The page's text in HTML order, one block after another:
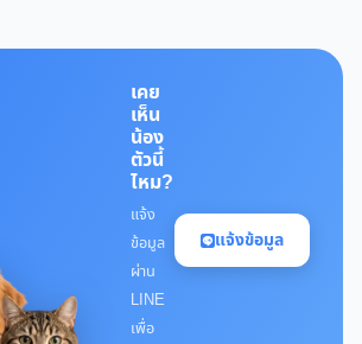
เคย
เห็น
น้อง
ตัวนี้
ไหม?
แจ้ง
ข้อมูล
ผ่าน
LINE
เพื่อ
แจ้งข้อมูล